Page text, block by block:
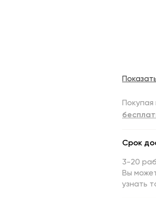
Покупая
Срок
3-20
Вы
узнать